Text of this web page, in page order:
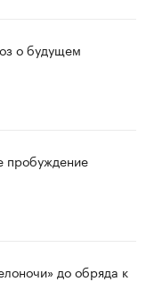
о будущем
пробуждение
до обряда к